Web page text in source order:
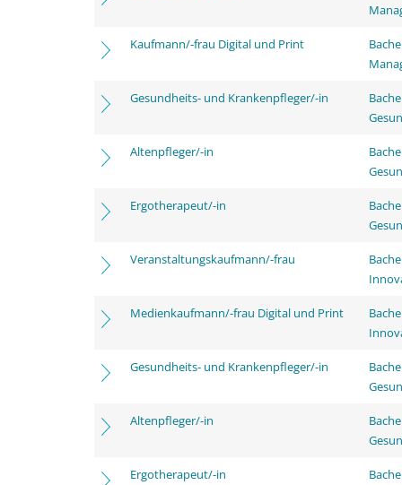
Kaufmann/-frau Digital und Print
Gesundheits- und Krankenpfleger/-in
Altenpfleger/-in
Ergotherapeut/-in
Veranstaltungskaufmann/-frau
Medienkaufmann/-frau Digital und Print
Gesundheits- und Krankenpfleger/-in
Altenpfleger/-in
Ergotherapeut/-in